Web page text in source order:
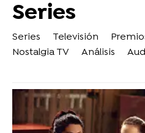
Series
Series Televisión
Nostalgia TV
Análisis